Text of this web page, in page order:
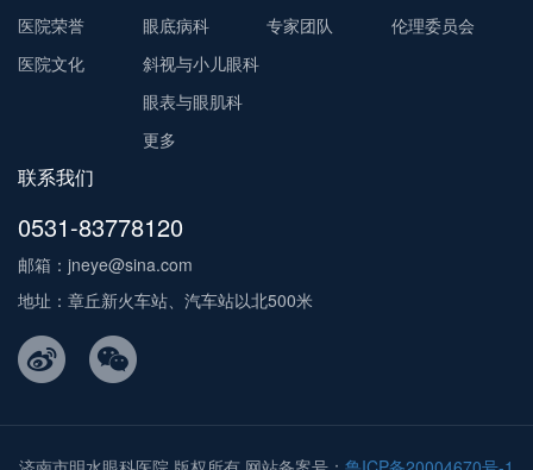
医院荣誉
医院文化
眼底病科
斜视与小儿眼科
眼表与眼肌科
更多
专家团队
伦理委员会
联系我们
0531-83778120
邮箱：jneye@sina.com
地址：章丘新火车站、汽车站以北500米